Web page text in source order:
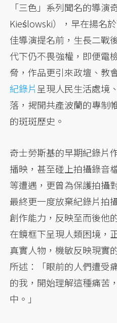
「三色」系列聞名的導
Kieślowski），早在揚名
佳導演提名前，生長二戰
代下仍不畏強權，即便電
脅，作品更引來政壇、教
紀錄片呈現人民生活處境
落，揭開共產波蘭的專制
的斑斑歷史。
奇士勞斯基的早期紀錄片
播映，甚至碰上拍攝錄音
等遭遇，更曾為保護拍攝
最終更一度放棄紀錄片拍
創作能力，反映至而後他
在鏡框下呈現人類困境，
真實人物，機敏反映現實
所述：「眼前的人們遭受
的我，開始理解這種痛苦
中。」